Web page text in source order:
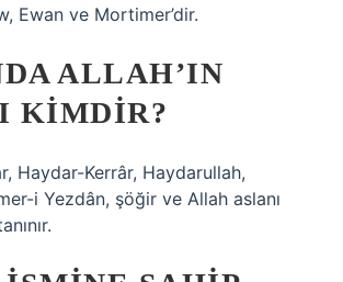
Ewan ve Mortimer’dir.
ALLAH’IN
KIMDIR?
Haydar-Kerrâr, Haydarullah,
i Yezdân, şöğir ve Allah aslanı